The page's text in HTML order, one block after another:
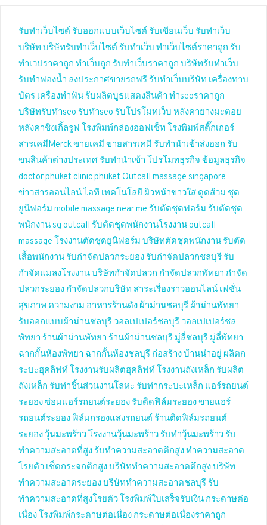
รับทำเว็บไซต์ รับออกแบบเว็บไซต์ รับเขียนเว็บ รับทำเว็บ
บริษัท บริษัทรับทำเว็บไซต์ รับทำเว็บ ทำเว็บไซต์ราคาถูก รับ
ทำเวปราคาถูก ทำเว็บถูก รับทำเว็บราคาถูก บริษัทรับทำเว็บ
รับทำฟองน้ำ ลงประกาศขายรถฟรี รับทำเว็บบริษัท เครื่องทาบ
บัตร เครื่องทำฟัน รับผลิตบูธแสดงสินค้า ทำseoราคาถูก
บริษัทรับทำseo รับทำseo รับโปรโมทเว็บ หลังคายางมะตอย
หลังคาชิงเกิ้ลรูฟ โรงพิมพ์กล่องออฟเซ็ท โรงพิมพ์สติ๊กเกอร์
สารเคมีMerckขายเคมี ขายสารเคมี รับทำนำเข้าส่งออก รับ
ขนสินค้าต่างประเทศ รับทำนำเข้า โปรโมทธุรกิจ ข้อมูลธุรกิจ
doctor phuket clinic phuket Outcall massage singapore
ข่าวสารออนไลน์ไอที เทคโนโลยี ผิวหน้าขาวใส ดูดส้วม ชุด
ยูนิฟอร์ม mobile massage near me รับตัดชุดฟอร์ม รับตัดชุด
พนักงาน sg outcall รับตัดชุดพนักงานโรงงาน outcall
massage โรงงานตัดชุดยูนิฟอร์ม บริษัทตัดชุดพนักงาน รับตัด
เสื้อพนักงาน รับกำจัดปลวกระยอง รับกำจัดปลวกชลบุรี รับ
กำจัดแมลงโรงงานบริษัทกำจัดปลวก กำจัดปลวกพัทยา กำจัด
ปลวกระยอง กำจัดปลวกบริษัท สาระเรื่องราวออนไลน์ เฟชั่น
สุขภาพ ความงาม อาหารร้านดัง ผ้าม่านชลบุรี ผ้าม่านพัทยา
รับออกแบบผ้าม่านชลบุรี วอลเปเปอร์ชลบุรี วอลเปเปอร์ชล
พัทยา ร้านผ้าม่านพัทยา ร้านผ้าม่านชลบุรี มู่ลี่ชลบุรี มู่ลี่พัทยา
ฉากกั้นห้องพัทยา ฉากกั้นห้องชลบุรี ก่อสร้าง บ้านน่าอยู่ ผลิตก
ระบะฮุคลิฟท์ โรงงานรับผลิตฮุคลิฟท์ โรงงานถังเหล็ก รับผลิต
ถังเหล็ก รับทำชิ้นส่วนงานโลหะ รับทำกระบะเหล็ก แอร์รถยนต์
ระยองซ่อมแอร์รถยนต์ระยอง รับติดฟิล์มระยองขายแอร์
รถยนต์ระยอง ฟิล์มกรองแสงรถยนต์ ร้านติดฟิล์มรถยนต์
ระยอง วุ้นมะพร้าว โรงงานวุ้นมะพร้าว รับทำวุ้นมะพร้าว รับ
ทำความสะอาดที่สูง รับทำความสะอาดตึกสูงทำความสะอาด
โรยตัว เช็ดกระจกตึกสูงบริษัททำความสะอาดตึกสูงบริษัท
ทำความสะอาดระยองบริษัททำความสะอาดชลบุรี รับ
ทำความสะอาดที่สูงโรยตัว โรงพิมพ์ใบเสร็จรับเงิน กระดาษต่อ
เนื่อง โรงพิมพ์กระดาษต่อเนื่อง กระดาษต่อเนื่องราคาถูก